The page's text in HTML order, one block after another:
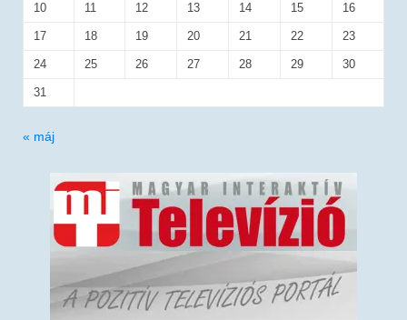
10 11 12 13 14 15 16
17 18 19 20 21 22 23
24 25 26 27 28 29 30
31
« máj